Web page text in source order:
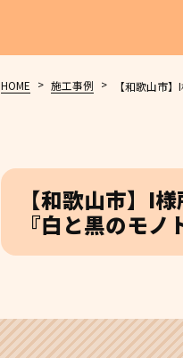
HOME > 施工事例 > 【和歌山市
【和歌山市】I
『白と黒のモ